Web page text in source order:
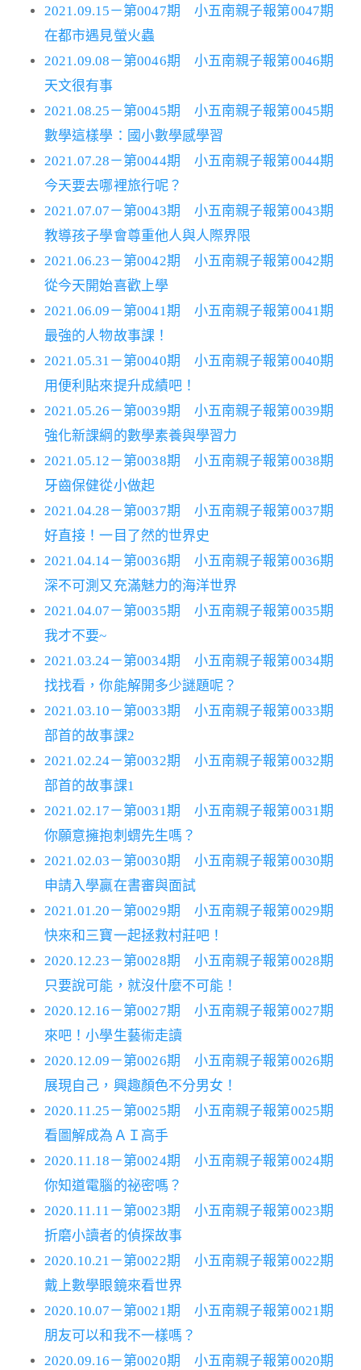
2021.09.15－第0047期 小五南親子報第0047期
在都市遇見螢火蟲
2021.09.08－第0046期 小五南親子報第0046期
天文很有事
2021.08.25－第0045期 小五南親子報第0045期
數學這樣學：國小數學感學習
2021.07.28－第0044期 小五南親子報第0044期
今天要去哪裡旅行呢？
2021.07.07－第0043期 小五南親子報第0043期
教導孩子學會尊重他人與人際界限
2021.06.23－第0042期 小五南親子報第0042期
從今天開始喜歡上學
2021.06.09－第0041期 小五南親子報第0041期
最強的人物故事課！
2021.05.31－第0040期 小五南親子報第0040期
用便利貼來提升成績吧！
2021.05.26－第0039期 小五南親子報第0039期
強化新課綱的數學素養與學習力
2021.05.12－第0038期 小五南親子報第0038期
牙齒保健從小做起
2021.04.28－第0037期 小五南親子報第0037期
好直接！一目了然的世界史
2021.04.14－第0036期 小五南親子報第0036期
深不可測又充滿魅力的海洋世界
2021.04.07－第0035期 小五南親子報第0035期
我才不要~
2021.03.24－第0034期 小五南親子報第0034期
找找看，你能解開多少謎題呢？
2021.03.10－第0033期 小五南親子報第0033期
部首的故事課2
2021.02.24－第0032期 小五南親子報第0032期
部首的故事課1
2021.02.17－第0031期 小五南親子報第0031期
你願意擁抱刺蝟先生嗎？
2021.02.03－第0030期 小五南親子報第0030期
申請入學贏在書審與面試
2021.01.20－第0029期 小五南親子報第0029期
快來和三寶一起拯救村莊吧！
2020.12.23－第0028期 小五南親子報第0028期
只要說可能，就沒什麼不可能！
2020.12.16－第0027期 小五南親子報第0027期
來吧！小學生藝術走讀
2020.12.09－第0026期 小五南親子報第0026期
展現自己，興趣顏色不分男女！
2020.11.25－第0025期 小五南親子報第0025期
看圖解成為ＡＩ高手
2020.11.18－第0024期 小五南親子報第0024期
你知道電腦的祕密嗎？
2020.11.11－第0023期 小五南親子報第0023期
折磨小讀者的偵探故事
2020.10.21－第0022期 小五南親子報第0022期
戴上數學眼鏡來看世界
2020.10.07－第0021期 小五南親子報第0021期
朋友可以和我不一樣嗎？
2020.09.16－第0020期 小五南親子報第0020期